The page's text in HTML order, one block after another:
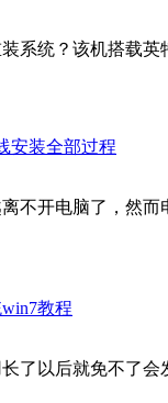
系统？该机搭载英
安装全部过程
不开电脑了，然而
教程
了以后就免不了会